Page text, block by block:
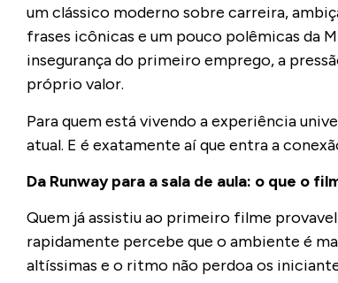
um clássico moderno sobre carreira,
frases icônicas e um pouco polêmicas da
insegurança do primeiro emprego, a
próprio valor.
Para quem está vivendo a experiência
atual. E é exatamente aí que entra a
Da Runway para a sala de aula: o que o
Quem já assistiu ao primeiro filme
rapidamente percebe que o ambiente é
altíssimas e o ritmo não perdoa os